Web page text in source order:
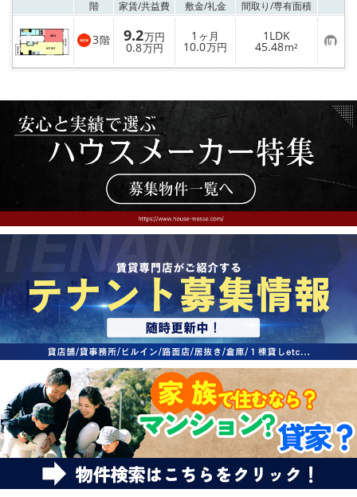
路線·駅から探す
IT重説について
スタッフ紹介
賃貸管理の北白川店
店舗情報·アクセス
会社概要
階 家賃/共益費 敷金/礼金 間取り/専有面積
3階 9.2万円
0.8万円
1 ヶ月
10.0万円
1LDK
45.48m² お
気
に
登